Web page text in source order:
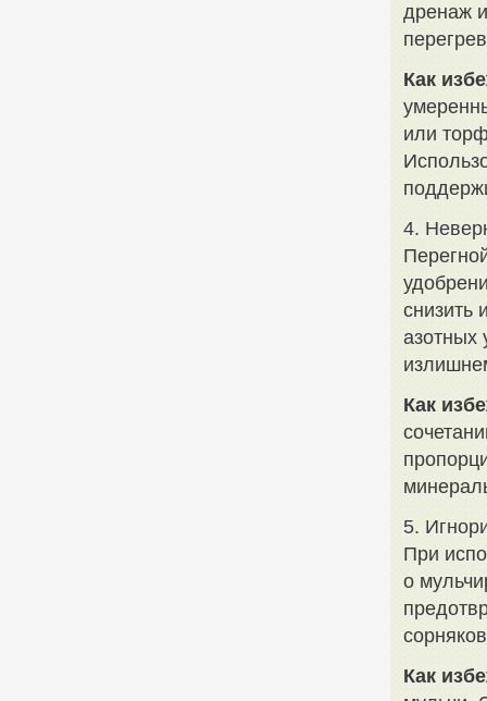
дренаж
Как
или
4.
снизить
азотных
Как
5.
При
о
Как